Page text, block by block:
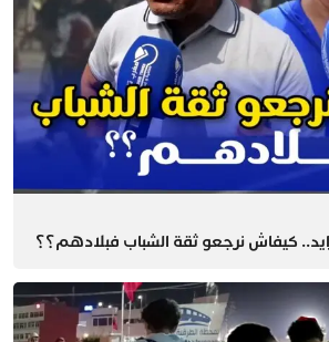
كيفاش نرجعو ثقة الشباب فبلادهم؟؟